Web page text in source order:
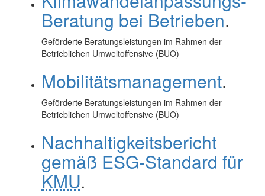
Beratung bei Betrieben.
Geförderte Beratungsleistungen im Rahmen der
Betrieblichen Umweltoffensive (BUO)
Mobilitätsmanagement.
Geförderte Beratungsleistungen im Rahmen der
Betrieblichen Umweltoffensive (BUO)
Nachhaltigkeitsbericht
gemäß ESG-Standard für
KMU.